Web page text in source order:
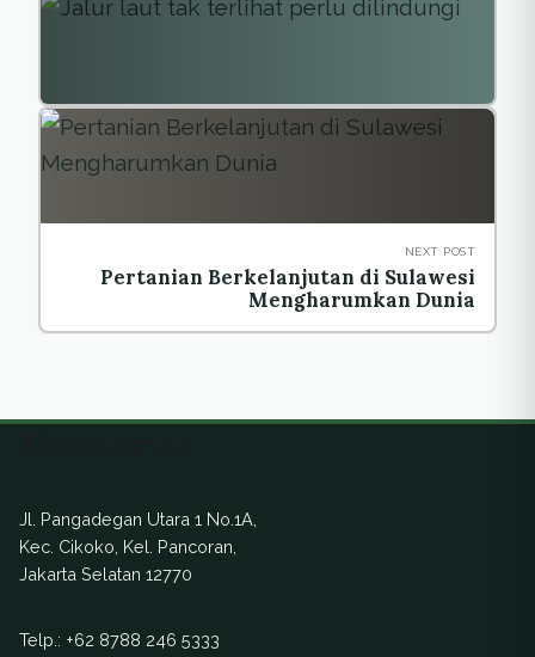
NEXT POST
Pertanian Berkelanjutan di Sulawesi
Mengharumkan Dunia
Jl. Pangadegan Utara 1 No.1A,
Kec. Cikoko, Kel. Pancoran,
Jakarta Selatan 12770
Telp.: +62 8788 246 5333